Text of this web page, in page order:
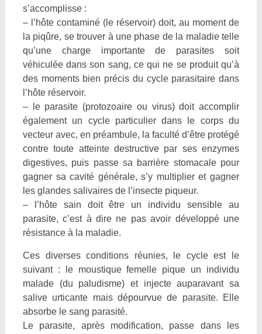
s’accomplisse :
– l’hôte contaminé (le réservoir) doit, au moment de
la piqûre, se trouver à une phase de la maladie telle
qu’une charge importante de parasites soit
véhiculée dans son sang, ce qui ne se produit qu’à
des moments bien précis du cycle parasitaire dans
l’hôte réservoir.
– le parasite (protozoaire ou virus) doit accomplir
également un cycle particulier dans le corps du
vecteur avec, en préambule, la faculté d’être protégé
contre toute atteinte destructive par ses enzymes
digestives, puis passe sa barrière stomacale pour
gagner sa cavité générale, s’y multiplier et gagner
les glandes salivaires de l’insecte piqueur.
– l’hôte sain doit être un individu sensible au
parasite, c’est à dire ne pas avoir développé une
résistance à la maladie.
Ces diverses conditions réunies, le cycle est le
suivant : le moustique femelle pique un individu
malade (du paludisme) et injecte auparavant sa
salive urticante mais dépourvue de parasite. Elle
absorbe le sang parasité.
Le parasite, après modification, passe dans les